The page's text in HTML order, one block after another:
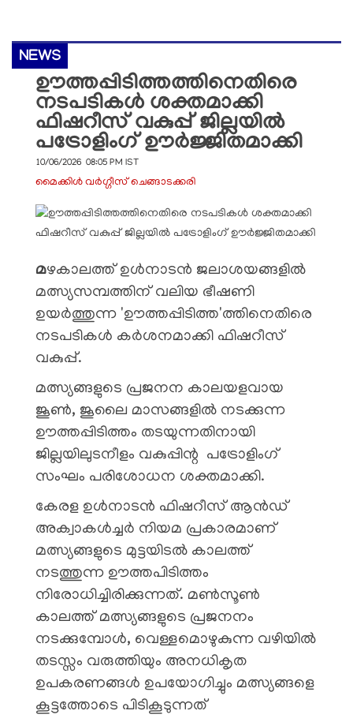
NEWS
ഊത്തപ്പിടിത്തത്തിനെതിരെ
നടപടികൾ ശക്തമാക്കി
ഫിഷറീസ് വകുപ്പ് ജില്ലയിൽ
പട്രോളിംഗ് ഊർജ്ജിതമാക്കി
10/06/2026 08:05 PM IST
മൈക്കിള്‍ വര്‍ഗ്ഗീസ് ചെങ്ങാടക്കരി
മഴകാലത്ത് ഉൾനാടൻ ജലാശയങ്ങളിൽ
മത്സ്യസമ്പത്തിന് വലിയ ഭീഷണി
ഉയർത്തുന്ന 'ഊത്തപ്പിടിത്ത'ത്തിനെതിരെ
നടപടികൾ കർശനമാക്കി ഫിഷറീസ്
വകുപ്പ്.
മത്സ്യങ്ങളുടെ പ്രജനന കാലയളവായ
ജൂൺ, ജൂലൈ മാസങ്ങളിൽ നടക്കുന്ന
ഊത്തപ്പിടിത്തം തടയുന്നതിനായി
ജില്ലയിലുടനീളം വകുപ്പിന്റ പട്രോളിംഗ്
സംഘം പരിശോധന ശക്തമാക്കി.
​കേരള ഉൾനാടൻ ഫിഷറീസ് ആൻഡ്
അക്വാകൾച്ചർ നിയമ പ്രകാരമാണ്
മത്സ്യങ്ങളുടെ മുട്ടയിടൽ കാലത്ത്
നടത്തുന്ന ഊത്തപിടിത്തം
നിരോധിച്ചിരിക്കുന്നത്. മൺസൂൺ
കാലത്ത് മത്സ്യങ്ങളുടെ പ്രജനനം
നടക്കുമ്പോൾ, വെള്ളമൊഴുകുന്ന വഴിയിൽ
തടസ്സം വരുത്തിയും അനധികൃത
ഉപകരണങ്ങൾ ഉപയോഗിച്ചും മത്സ്യങ്ങളെ
കൂട്ടത്തോടെ പിടികൂടുന്നത്